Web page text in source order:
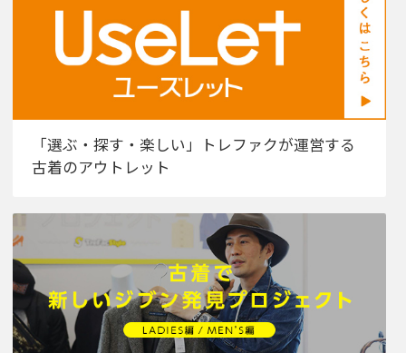
「選ぶ・探す・楽しい」トレファクが運営する
古着のアウトレット